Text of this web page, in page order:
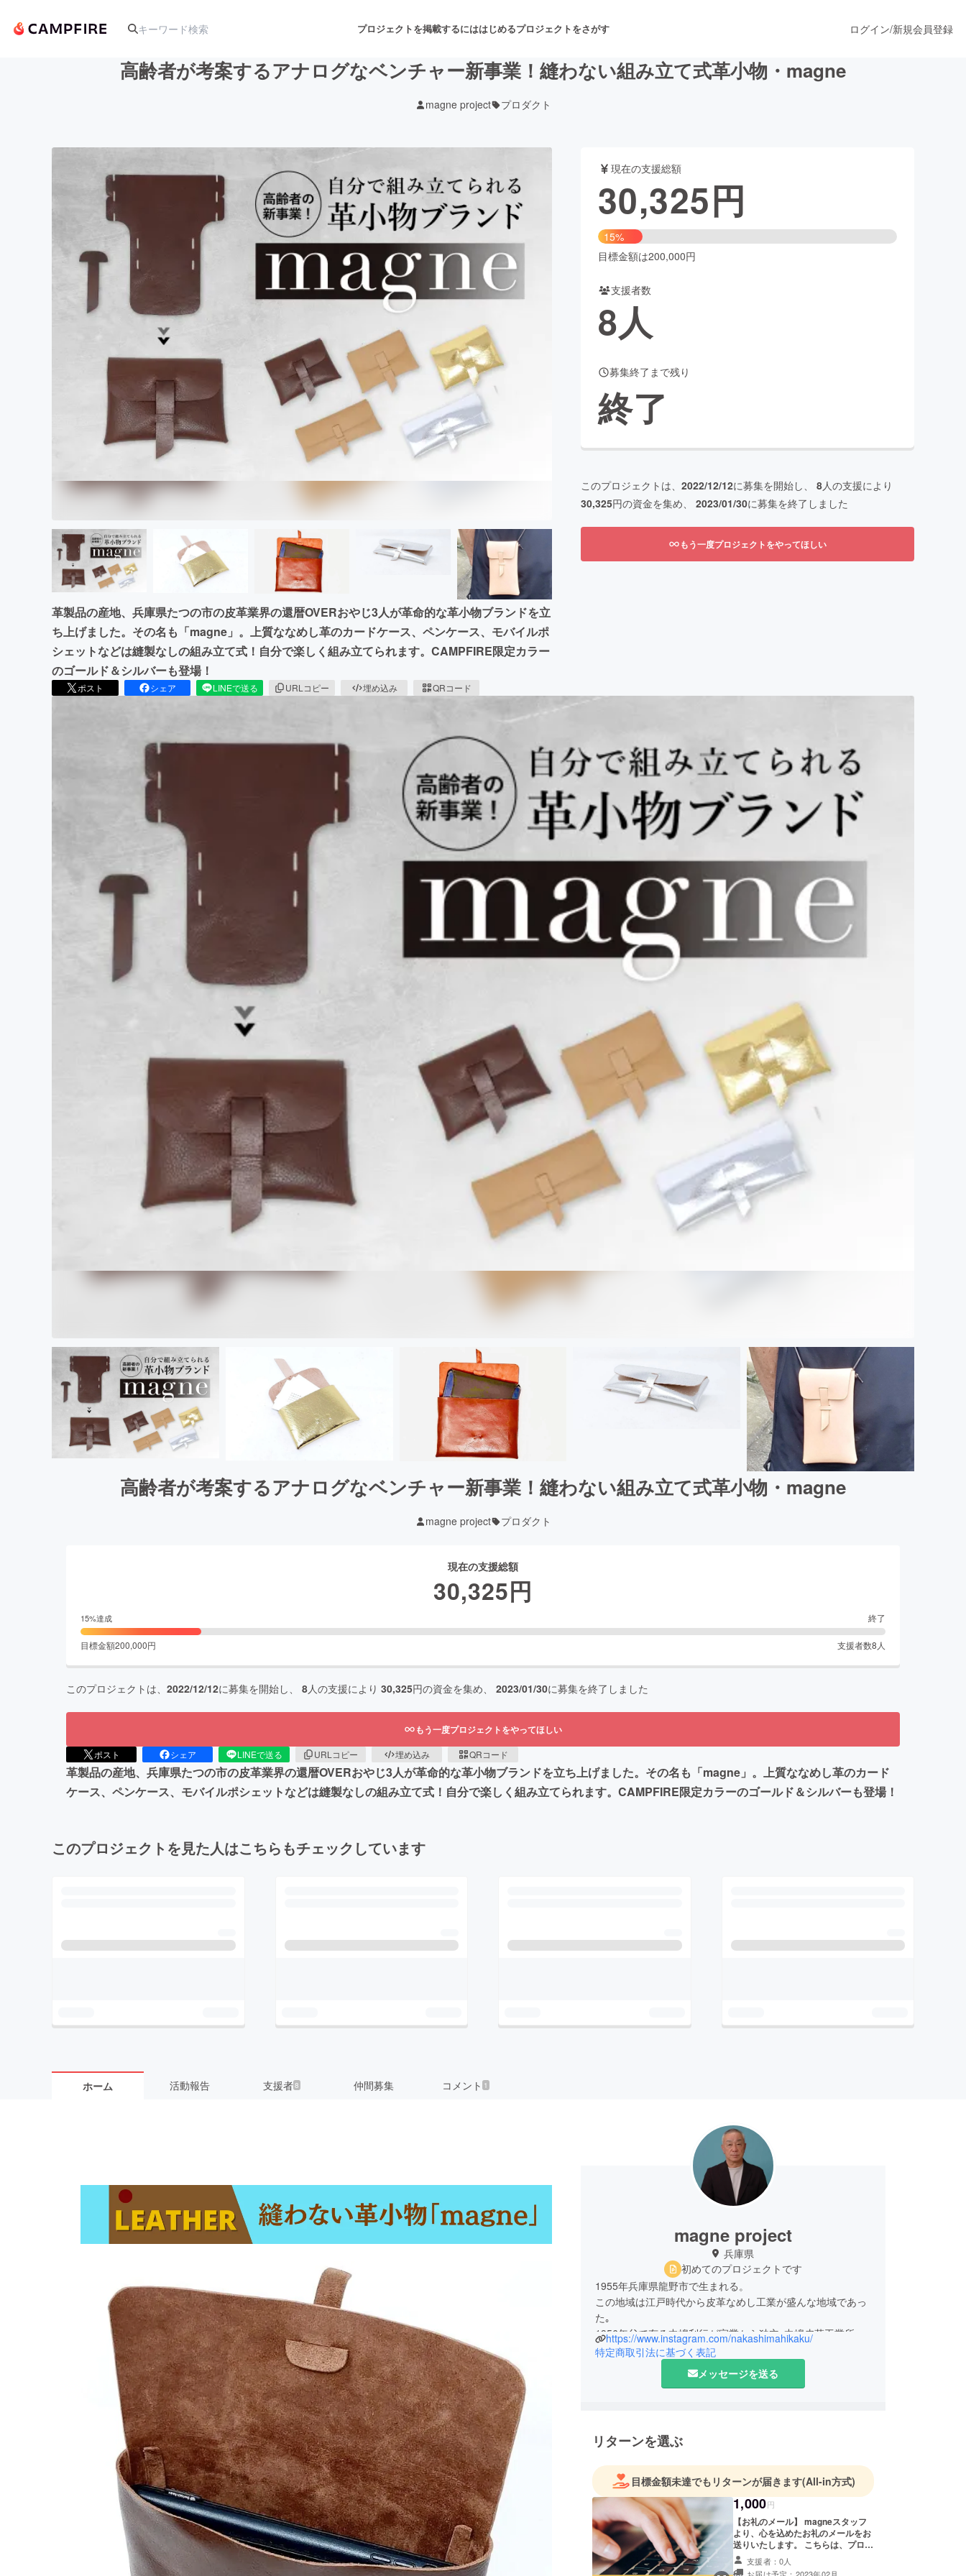
プロジェクトを掲載するにははじめるプロジェクトをさがす
アート・写真 音楽 舞台・パフォーマンス
テクノロジー・ガジェット ゲーム・サービス開発 ファッション
書籍・雑誌出版
ビジネス・起業 チャレンジ ビューティー・ヘルスケア
まちづくり・地域活性化
CAMPFIRE for Social Good
CAMPFIREふるさと納税
ログイン/新規会員登録
高齢者が考案するアナログなベンチャー新事業！縫わない組み立て式革小物・magne
magne project プロダクト
革製品の産地、兵庫県たつの市の皮革業界の還暦OVERおやじ3人が革命的な革小物ブランドを立
ち上げました。その名も「magne」。上質ななめし革のカードケース、ペンケース、モバイルポ
シェットなどは縫製なしの組み立て式！自分で楽しく組み立てられます。CAMPFIRE限定カラー
のゴールド＆シルバーも登場！
ポスト シェア LINEで送る URLコピー 埋め込み QRコード
現在の支援総額
30,325円
15%
目標金額は200,000円
支援者数
8人
募集終了まで残り
終了
このプロジェクトは、 2022/12/12に募集を開始し、 8人の支援により
30,325円の資金を集め、 2023/01/30に募集を終了しました
もう一度プロジェクトをやってほしい
高齢者が考案するアナログなベンチャー新事業！縫わない組み立て式革小物・magne
magne project プロダクト
現在の支援総額
30,325円
15%達成 終了
目標金額200,000円 支援者数8 人
このプロジェクトは、 2022/12/12に募集を開始し、 8人の支援により 30,325円の資金を集め、 2023/01/30に募集を終了しました
もう一度プロジェクトをやってほしい
ポスト シェア LINEで送る URLコピー 埋め込み QRコード
革製品の産地、兵庫県たつの市の皮革業界の還暦OVERおやじ3人が革命的な革小物ブランドを立ち上げました。その名も「magne」。上質ななめし革のカード
ケース、ペンケース、モバイルポシェットなどは縫製なしの組み立て式！自分で楽しく組み立てられます。CAMPFIRE限定カラーのゴールド＆シルバーも登場！
このプロジェクトを見た人はこちらもチェックしています
ホーム 活動報告 支援者8 仲間募集 コメント 1
magne project
兵庫県
初めてのプロジェクトです
1955年兵庫県龍野市で生まれる。
この地域は江戸時代から皮革なめし工業が盛んな地域であっ
た｡
1956年父で有る中嶋利行が家業から独立､中嶋皮革工業所創
業｡
1977年中嶋皮革工業所に入社｡
2003年中国進出｡
2020年コラボブランド ピオネロ参画｡
https://www.instagram.com/nakashimahikaku/
特定商取引法に基づく表記
メッセージを送る
リターンを選ぶ
目標金額未達でもリターンが届きます(All-in方式)
1,000円
【お礼のメール】 magneスタッフ
より、心を込めたお礼のメールをお
送りいたします。 こちらは、プロ
ジェクトをただただ応援したい方向
けのリターンです。 上乗せ支援大歓
支援者：0人